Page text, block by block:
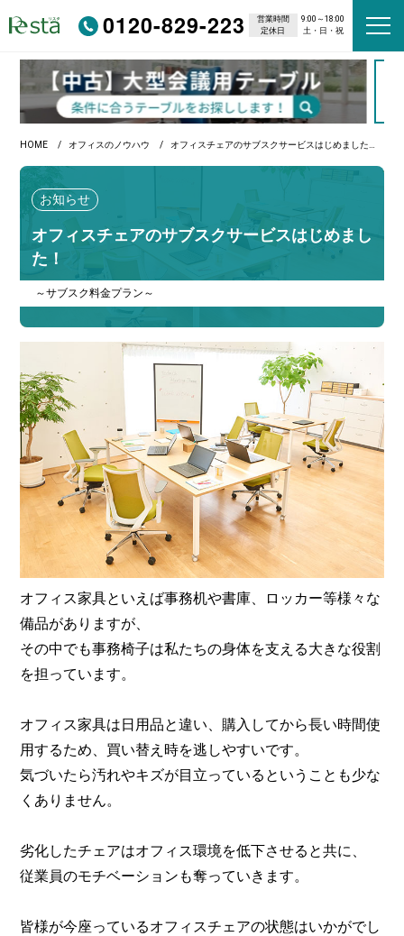
0120-829-223 営業時間
9:00～18:00
定休日
土・日・祝
HOME オフィスのノウハウ オフィスチェアのサブスクサービスはじめました！
オフィスチェアのサブスクサービスはじめまし
た！
お知らせ
～サブスク料金プラン～
オフィス家具といえば事務机や書庫、ロッカー等様々な
備品がありますが、
その中でも事務椅子は私たちの身体を支える大きな役割
を担っています。
オフィス家具は日用品と違い、購入してから長い時間使
用するため、買い替え時を逃しやすいです。
気づいたら汚れやキズが目立っているということも少な
くありません。
劣化したチェアはオフィス環境を低下させると共に、
従業員のモチベーションも奪っていきます。
皆様が今座っているオフィスチェアの状態はいかがでし